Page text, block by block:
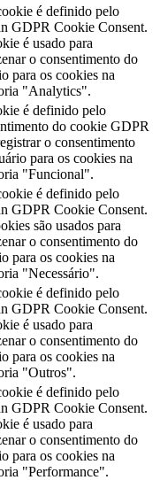
é definido pelo
GDPR Cookie Consent.
é usado para
o consentimento do
para os cookies na
"Analytics".
é definido pelo
do cookie GDPR
o consentimento
para os cookies na
"Funcional".
é definido pelo
GDPR Cookie Consent.
são usados para
o consentimento do
para os cookies na
"Necessário".
é definido pelo
GDPR Cookie Consent.
é usado para
o consentimento do
para os cookies na
"Outros".
é definido pelo
GDPR Cookie Consent.
é usado para
o consentimento do
para os cookies na
"Performance".